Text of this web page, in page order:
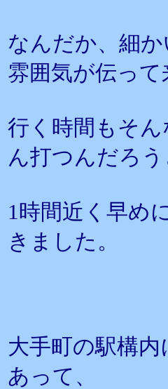
なんだか、細
雰囲気が伝っ
行く時間もそ
ん打つんだろう
1時間近く早め
きました。
大手町の駅構
あって、